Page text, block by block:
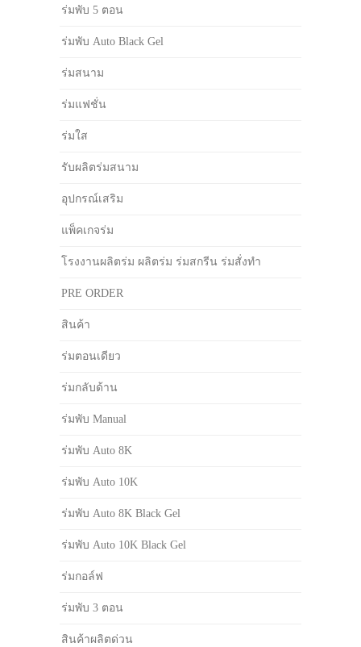
ร่มพับ 5 ตอน
ร่มพับ Auto Black Gel
ร่มสนาม
ร่มแฟชั่น
ร่มใส
รับผลิตร่มสนาม
อุปกรณ์เสริม
แพ็คเกจร่ม
โรงงานผลิตร่ม ผลิตร่ม ร่มสกรีน ร่มสั่งทำ
PRE ORDER
สินค้า
ร่มตอนเดียว
ร่มกลับด้าน
ร่มพับ Manual
ร่มพับ Auto 8K
ร่มพับ Auto 10K
ร่มพับ Auto 8K Black Gel
ร่มพับ Auto 10K Black Gel
ร่มกอล์ฟ
ร่มพับ 3 ตอน
สินค้าผลิตด่วน